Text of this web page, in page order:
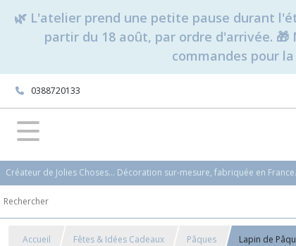
🌿 L'atelier prend une petite pause durant
partir du 18 août, par ordre d'arrivée. 🎁
commandes pour
0388720133
Créateur de Jolies Choses... Décoration sur-mesure, fabriquée en France.
Accueil Fêtes & Idées Cadeaux Pâques Lapin de